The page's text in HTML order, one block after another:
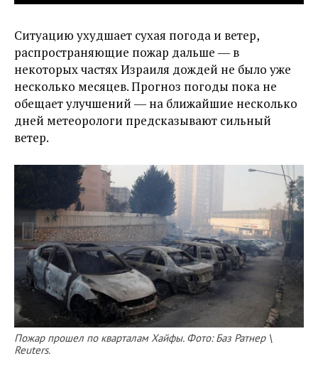
Ситуацию ухудшает сухая погода и ветер,
распространяющие пожар дальше ― в
некоторых частях Израиля дождей не было уже
несколько месяцев. Прогноз погоды пока не
обещает улучшений ― на ближайшие несколько
дней метеорологи предсказывают сильный
ветер.
Пожар прошел по кварталам Хайфы. Фото: Баз Ратнер \
Reuters.